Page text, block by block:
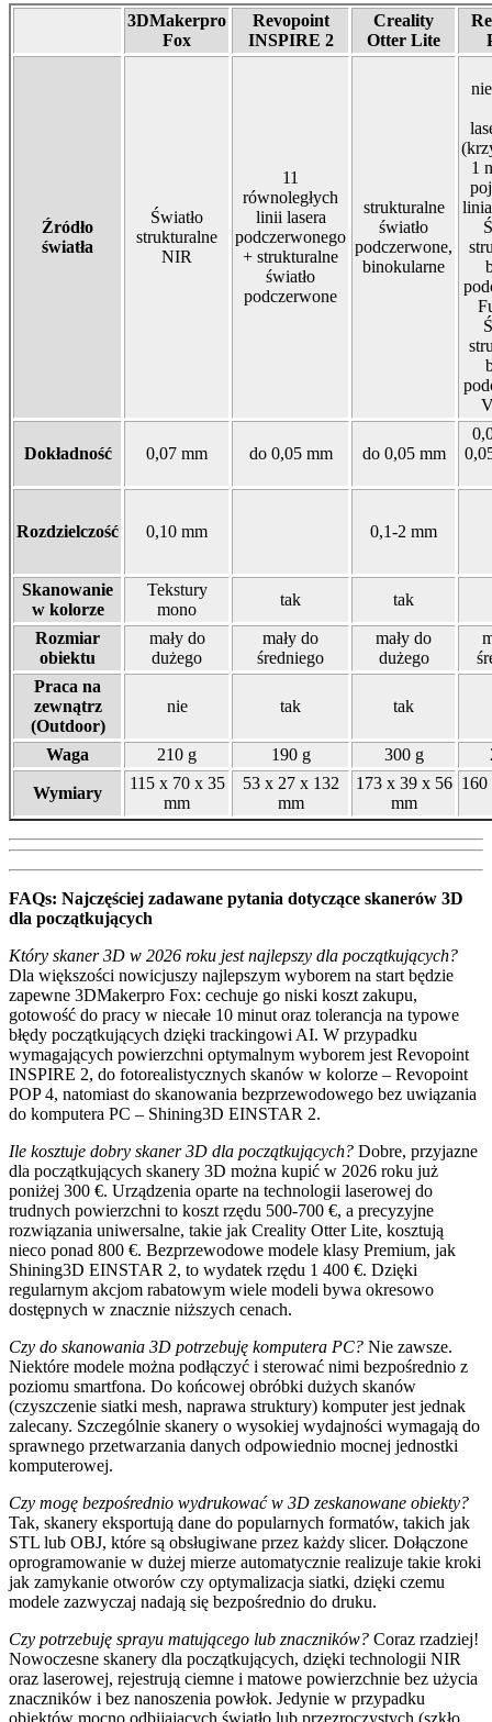
3DMakerpro
Fox
Revopoint
INSPIRE 2
Creality
Otter Lite
Źródło
światła
Światło
strukturalne
NIR
11
równoległych
linii lasera
podczerwonego
+ strukturalne
światło
podczerwone
strukturalne
światło
podczerwone,
binokularne
1
Dokładność 0,07 mm do 0,05 mm do 0,05 mm
Rozdzielczość 0,10 mm 0,1-2 mm
Skanowanie
w kolorze
Tekstury
mono
tak tak
Rozmiar
obiektu
mały do
dużego
mały do
średniego
mały do
dużego
Praca na
zewnątrz
(Outdoor)
nie tak tak
Waga 210 g 190 g 300 g
Wymiary
115 x 70 x 35
mm
53 x 27 x 132
mm
173 x 39 x 56
mm
FAQs: Najczęściej zadawane pytania dotyczące skanerów 3D
dla początkujących
Który skaner 3D w 2026 roku jest najlepszy dla początkujących?
Dla większości nowicjuszy najlepszym wyborem na start będzie
zapewne 3DMakerpro Fox: cechuje go niski koszt zakupu,
gotowość do pracy w niecałe 10 minut oraz tolerancja na typowe
błędy początkujących dzięki trackingowi AI. W przypadku
wymagających powierzchni optymalnym wyborem jest Revopoint
INSPIRE 2, do fotorealistycznych skanów w kolorze – Revopoint
POP 4, natomiast do skanowania bezprzewodowego bez uwiązania
do komputera PC – Shining3D EINSTAR 2.
Ile kosztuje dobry skaner 3D dla początkujących? Dobre, przyjazne
dla początkujących skanery 3D można kupić w 2026 roku już
poniżej 300 €. Urządzenia oparte na technologii laserowej do
trudnych powierzchni to koszt rzędu 500-700 €, a precyzyjne
rozwiązania uniwersalne, takie jak Creality Otter Lite, kosztują
nieco ponad 800 €. Bezprzewodowe modele klasy Premium, jak
Shining3D EINSTAR 2, to wydatek rzędu 1 400 €. Dzięki
regularnym akcjom rabatowym wiele modeli bywa okresowo
dostępnych w znacznie niższych cenach.
Czy do skanowania 3D potrzebuję komputera PC? Nie zawsze.
Niektóre modele można podłączyć i sterować nimi bezpośrednio z
poziomu smartfona. Do końcowej obróbki dużych skanów
(czyszczenie siatki mesh, naprawa struktury) komputer jest jednak
zalecany. Szczególnie skanery o wysokiej wydajności wymagają do
sprawnego przetwarzania danych odpowiednio mocnej jednostki
komputerowej.
Czy mogę bezpośrednio wydrukować w 3D zeskanowane obiekty?
Tak, skanery eksportują dane do popularnych formatów, takich jak
STL lub OBJ, które są obsługiwane przez każdy slicer. Dołączone
oprogramowanie w dużej mierze automatycznie realizuje takie kroki
jak zamykanie otworów czy optymalizacja siatki, dzięki czemu
modele zazwyczaj nadają się bezpośrednio do druku.
Czy potrzebuję sprayu matującego lub znaczników? Coraz rzadziej!
Nowoczesne skanery dla początkujących, dzięki technologii NIR
oraz laserowej, rejestrują ciemne i matowe powierzchnie bez użycia
znaczników i bez nanoszenia powłok. Jedynie w przypadku
obiektów mocno odbijających światło lub przezroczystych (szkło,